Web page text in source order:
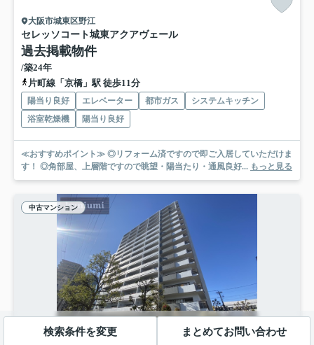
大阪市城東区野江
セレッソコート城東アクアヴェール
過去掲載物件
/築24年
片町線「京橋」駅 徒歩11分
陽当り良好 エレベーター 都市ガス
システムキッチン
浴室乾燥機
陽当り良好
≪おすすめポイント≫ ◎リフォーム済ですので即ご入居していただけま
す！ ◎角部屋、上層階ですので眺望・陽当たり・通風良好... もっと見る
中古マンション
検索条件を変更 まとめてお問い合わせ